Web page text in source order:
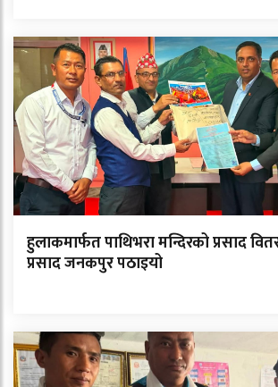
हुलाकमार्फत पाथिभरा मन्दिरको प्रसाद
प्रसाद जनकपुर पठाइयो